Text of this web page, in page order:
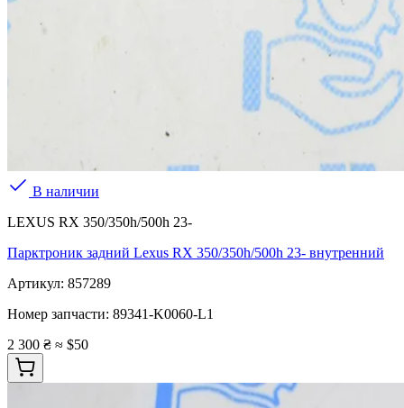
В наличии
LEXUS RX 350/350h/500h 23-
Парктроник задний Lexus RX 350/350h/500h 23- внутренний
Артикул: 857289
Номер запчасти: 89341-K0060-L1
2 300 ₴ ≈ $50